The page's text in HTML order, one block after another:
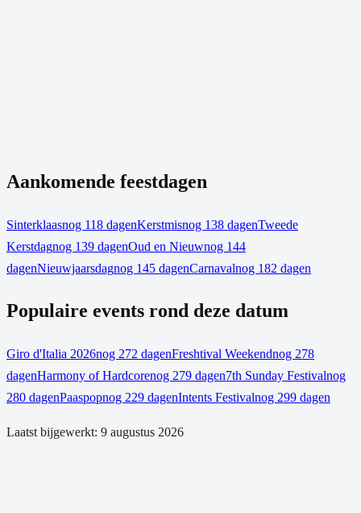
Aankomende feestdagen
Sinterklaasnog 118 dagenKerstmisnog 138 dagenTweede
Kerstdagnog 139 dagenOud en Nieuwnog 144
dagenNieuwjaarsdagnog 145 dagenCarnavalnog 182 dagen
Populaire events rond deze datum
Giro d'Italia 2026nog 272 dagenFreshtival Weekendnog 278
dagenHarmony of Hardcorenog 279 dagen7th Sunday Festivalnog
280 dagenPaaspopnog 229 dagenIntents Festivalnog 299 dagen
Laatst bijgewerkt: 9 augustus 2026